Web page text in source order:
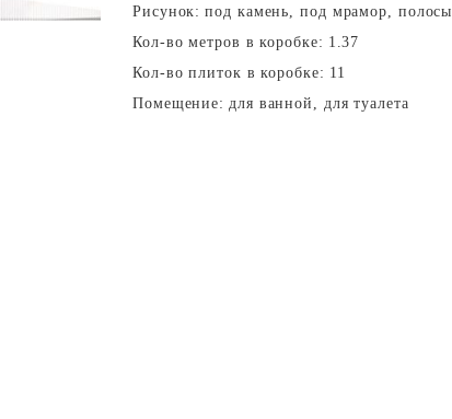
Рисунок: под камень, под мрамор, полосы
Кол-во метров в коробке: 1.37
Кол-во плиток в коробке: 11
Помещение: для ванной, для туалета